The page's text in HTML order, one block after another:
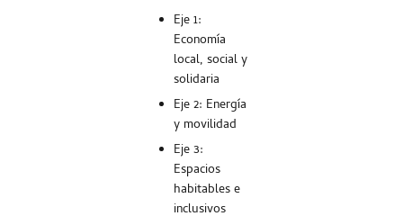
Eje 1:
Economía
local, social y
solidaria
Eje 2: Energía
y movilidad
Eje 3:
Espacios
habitables e
inclusivos